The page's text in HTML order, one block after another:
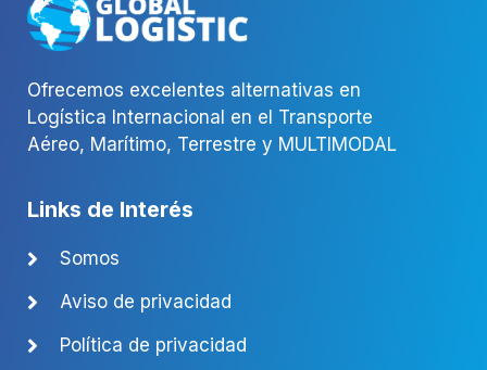
Ofrecemos excelentes alternativas en
Logística Internacional en el Transporte
Aéreo, Marítimo, Terrestre y MULTIMODAL
Links de Interés
Somos
Aviso de privacidad
Política de privacidad